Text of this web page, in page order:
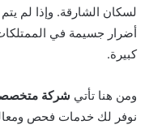
لسكان الشارقة. وإذا لم
أضرار جسيمة في
كبيرة.
ومن هنا تأتي شركة
نوفر لك خدمات فحص